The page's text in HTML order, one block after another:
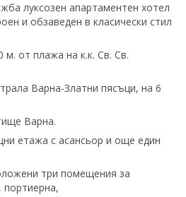
луксозен апартаментен хотел
и обзаведен в класически стил
м. от плажа на к.к. Св. Св.
Варна-Златни пясъци, на 6
Варна.
етажа с асансьор и още един
три помещения за